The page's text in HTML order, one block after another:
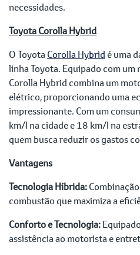
necessidades.
Toyota Corolla Hybrid
O ToyotaCorolla Hybridé uma
linha Toyota. Equipado com
Corolla Hybrid combina um
elétrico, proporcionando uma
impressionante. Com um
km/l na cidade e 18 km/l na
quem busca reduzir os gastos
Vantagens
Tecnologia Híbrida:
combustão que maximiza a
Conforto e Tecnologia:
assistência ao motorista e